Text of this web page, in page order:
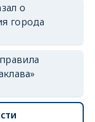
о
города